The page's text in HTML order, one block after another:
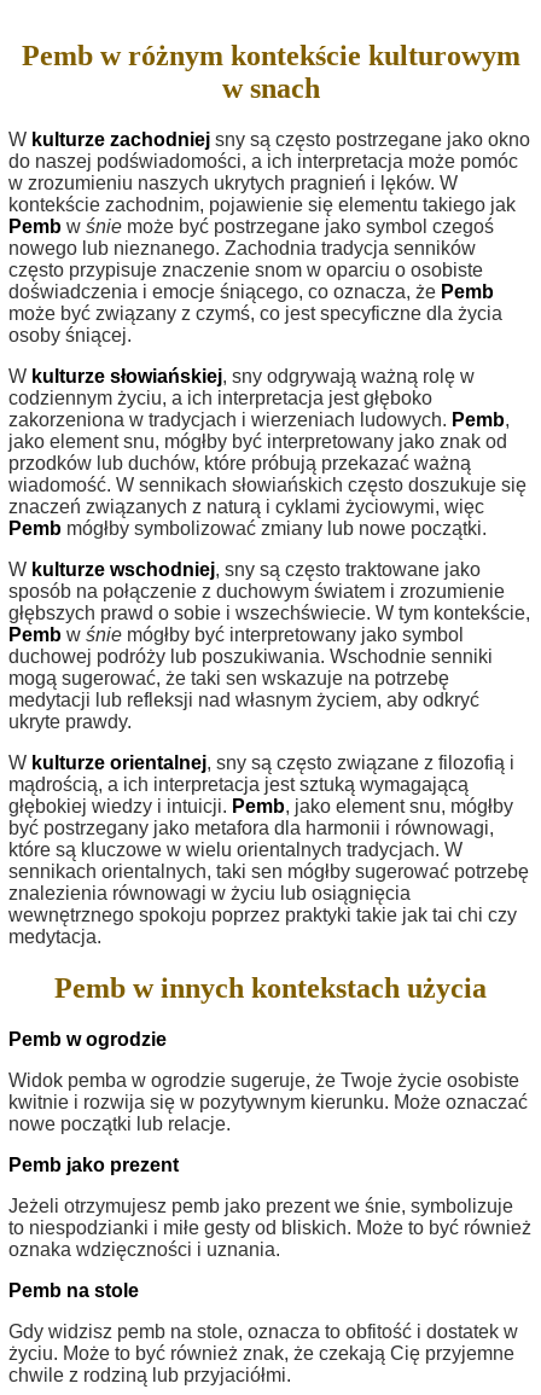
Pemb w różnym kontekście kulturowym
w snach
W kulturze zachodniej sny są często postrzegane jako okno
do naszej podświadomości, a ich interpretacja może pomóc
w zrozumieniu naszych ukrytych pragnień i lęków. W
kontekście zachodnim, pojawienie się elementu takiego jak
Pemb w śnie może być postrzegane jako symbol czegoś
nowego lub nieznanego. Zachodnia tradycja senników
często przypisuje znaczenie snom w oparciu o osobiste
doświadczenia i emocje śniącego, co oznacza, że Pemb
może być związany z czymś, co jest specyficzne dla życia
osoby śniącej.
W kulturze słowiańskiej, sny odgrywają ważną rolę w
codziennym życiu, a ich interpretacja jest głęboko
zakorzeniona w tradycjach i wierzeniach ludowych. Pemb,
jako element snu, mógłby być interpretowany jako znak od
przodków lub duchów, które próbują przekazać ważną
wiadomość. W sennikach słowiańskich często doszukuje się
znaczeń związanych z naturą i cyklami życiowymi, więc
Pemb mógłby symbolizować zmiany lub nowe początki.
W kulturze wschodniej, sny są często traktowane jako
sposób na połączenie z duchowym światem i zrozumienie
głębszych prawd o sobie i wszechświecie. W tym kontekście,
Pemb w śnie mógłby być interpretowany jako symbol
duchowej podróży lub poszukiwania. Wschodnie senniki
mogą sugerować, że taki sen wskazuje na potrzebę
medytacji lub refleksji nad własnym życiem, aby odkryć
ukryte prawdy.
W kulturze orientalnej, sny są często związane z filozofią i
mądrością, a ich interpretacja jest sztuką wymagającą
głębokiej wiedzy i intuicji. Pemb, jako element snu, mógłby
być postrzegany jako metafora dla harmonii i równowagi,
które są kluczowe w wielu orientalnych tradycjach. W
sennikach orientalnych, taki sen mógłby sugerować potrzebę
znalezienia równowagi w życiu lub osiągnięcia
wewnętrznego spokoju poprzez praktyki takie jak tai chi czy
medytacja.
Pemb w innych kontekstach użycia
Pemb w ogrodzie
Widok pemba w ogrodzie sugeruje, że Twoje życie osobiste
kwitnie i rozwija się w pozytywnym kierunku. Może oznaczać
nowe początki lub relacje.
Pemb jako prezent
Jeżeli otrzymujesz pemb jako prezent we śnie, symbolizuje
to niespodzianki i miłe gesty od bliskich. Może to być również
oznaka wdzięczności i uznania.
Pemb na stole
Gdy widzisz pemb na stole, oznacza to obfitość i dostatek w
życiu. Może to być również znak, że czekają Cię przyjemne
chwile z rodziną lub przyjaciółmi.